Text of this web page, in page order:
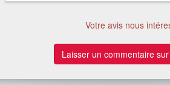
Votre avis nous
Laisser un commentaire